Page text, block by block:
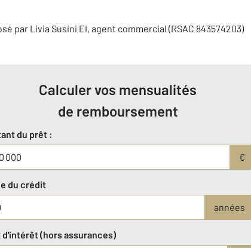
par Livia Susini EI, agent commercial (RSAC 843574203)
Calculer vos mensualités
de remboursement
du prêt :
€
du crédit
années
d'intérêt (hors assurances)